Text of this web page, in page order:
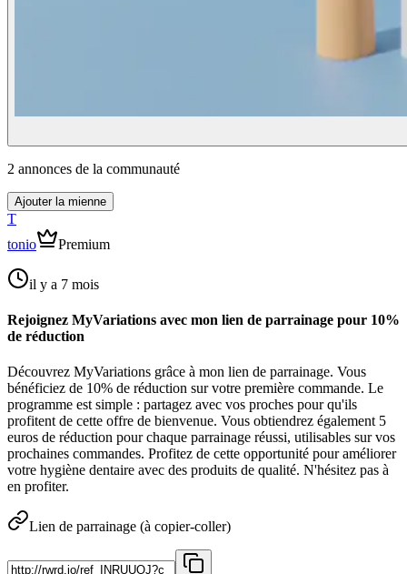
2 annonces de la communauté
Ajouter la mienne
T
tonio
Premium
il y a 7 mois
Rejoignez MyVariations avec mon lien de parrainage pour 10%
de réduction
Découvrez MyVariations grâce à mon lien de parrainage. Vous
bénéficiez de 10% de réduction sur votre première commande. Le
programme est simple : partagez avec vos proches pour qu'ils
profitent de cette offre de bienvenue. Vous obtiendrez également 5
euros de réduction pour chaque parrainage réussi, utilisables sur vos
prochaines commandes. Profitez de cette opportunité pour améliorer
votre hygiène dentaire avec des produits de qualité. N'hésitez pas à
en profiter.
Lien de parrainage (à copier-coller)